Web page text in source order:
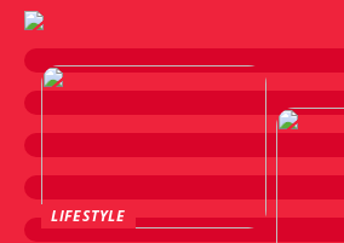
LIFESTYLE